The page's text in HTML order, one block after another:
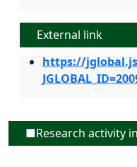
External link
https://
■Research activity